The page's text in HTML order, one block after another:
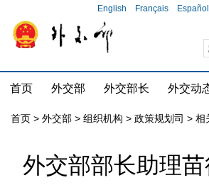
English Français Español
首页 外交部 外交部长 外交动
首页 > 外交部 > 组织机构 > 政策规划司 > 相
外交部部长助理